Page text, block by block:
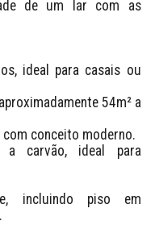
de um lar com as
ideal para casais ou
54m² a
conceito moderno.
a carvão, ideal para
incluindo piso em